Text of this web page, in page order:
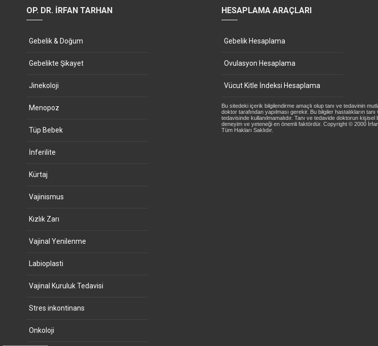
OP. DR. İRFAN TARHAN
Gebelik & Doğum
Gebelikte Şikayet
Jinekoloji
Menopoz
Tüp Bebek
İnferilite
Kürtaj
Vajinismus
Kızlık Zarı
Vajinal Yenilenme
Labioplasti
Vajinal Kuruluk Tedavisi
Stres inkontinans
Onkoloji
HESAPLAMA ARAÇLARI
Gebelik Hesaplama
Ovulasyon Hesaplama
Vücut Kitle İndeksi Hesaplama
Bu sitedeki içerik bilgilendirme amaçlı olup tanı ve tedavinin
doktor tarafından yapılması gerekir. Bu bilgiler hastalıkların tanı
tedavisinde kullanılmamalıdır. Tanı ve tedavide doktorun kişisel
deneyim ve yeteneği en önemli faktördür. Copyright © 2000
Tüm Hakları Saklıdır.